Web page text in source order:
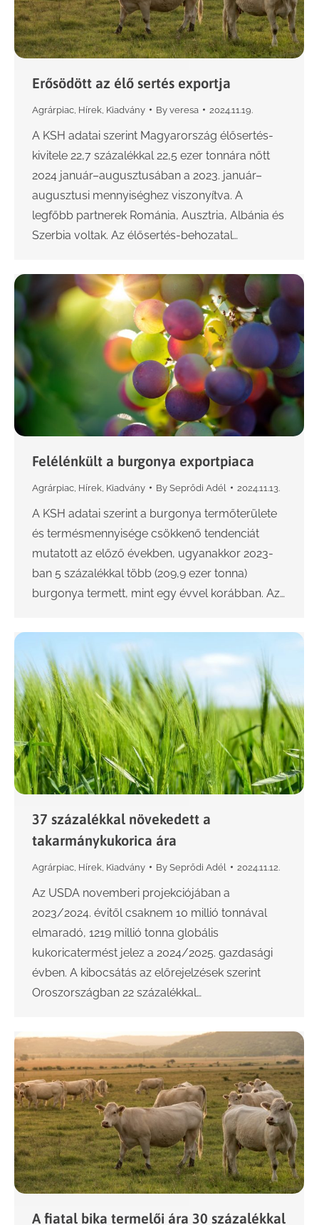
Erősödött az élő sertés exportja
Agrárpiac Hírek Kiadvány By veresa 2024.11.19.
A KSH adatai szerint Magyarország élősertés-
kivitele 22,7 százalékkal 22,5 ezer tonnára nőtt
2024 január–augusztusában a 2023. január–
augusztusi mennyiséghez viszonyítva. A
legfőbb partnerek Románia, Ausztria, Albánia és
Szerbia voltak. Az élősertés-behozatal…
Felélénkült a burgonya exportpiaca
Agrárpiac Hírek Kiadvány By Seprődi Adél 2024.11.13.
A KSH adatai szerint a burgonya termőterülete
és termésmennyisége csökkenő tendenciát
mutatott az előző években, ugyanakkor 2023-
ban 5 százalékkal több (209,9 ezer tonna)
burgonya termett, mint egy évvel korábban. Az…
37 százalékkal növekedett a
takarmánykukorica ára
Agrárpiac Hírek Kiadvány By Seprődi Adél 2024.11.12.
Az USDA novemberi projekciójában a
2023/2024. évitől csaknem 10 millió tonnával
elmaradó, 1219 millió tonna globális
kukoricatermést jelez a 2024/2025. gazdasági
évben. A kibocsátás az előrejelzések szerint
Oroszországban 22 százalékkal…
A fiatal bika termelői ára 30 százalékkal